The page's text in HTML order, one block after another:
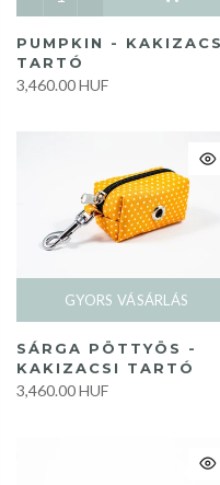
PUMPKIN -
TARTÓ
3,460.00 HUF
GYORS VÁSÁRLÁS
SÁRGA PÖTTYÖS -
KAKIZACSI TARTÓ
3,460.00 HUF